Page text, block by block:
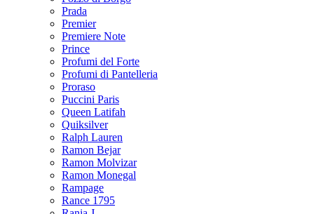
Prada
Premier
Premiere Note
Prince
Profumi del Forte
Profumi di Pantelleria
Proraso
Puccini Paris
Queen Latifah
Quiksilver
Ralph Lauren
Ramon Bejar
Ramon Molvizar
Ramon Monegal
Rampage
Rance 1795